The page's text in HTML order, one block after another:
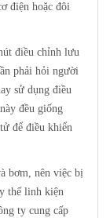
điện hoặc đôi
điều chỉnh lưu
phải hỏi người
sử dụng điều
đều giống
để điều khiển
bơm, nên việc bị
thế linh kiện
ty cung cấp